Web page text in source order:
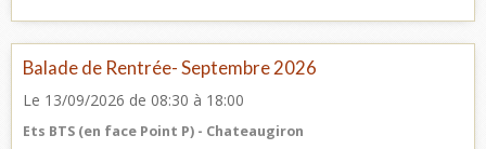
Balade de Rentrée- Septembre 2026
Le 13/09/2026 de 08:30 à 18:00
Ets BTS (en face Point P) - Chateaugiron